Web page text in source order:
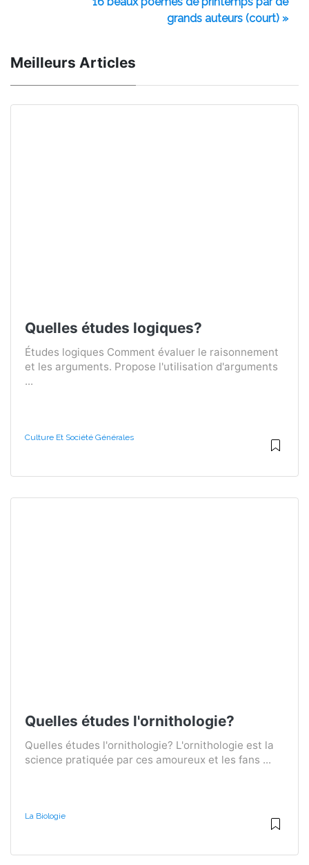
grands auteurs (court) »
Meilleurs Articles
Quelles études logiques?
Études logiques Comment évaluer le raisonnement
et les arguments. Propose l'utilisation d'arguments
...
Culture Et Société Générales
Quelles études l'ornithologie?
Quelles études l'ornithologie? L'ornithologie est la
science pratiquée par ces amoureux et les fans ...
La Biologie